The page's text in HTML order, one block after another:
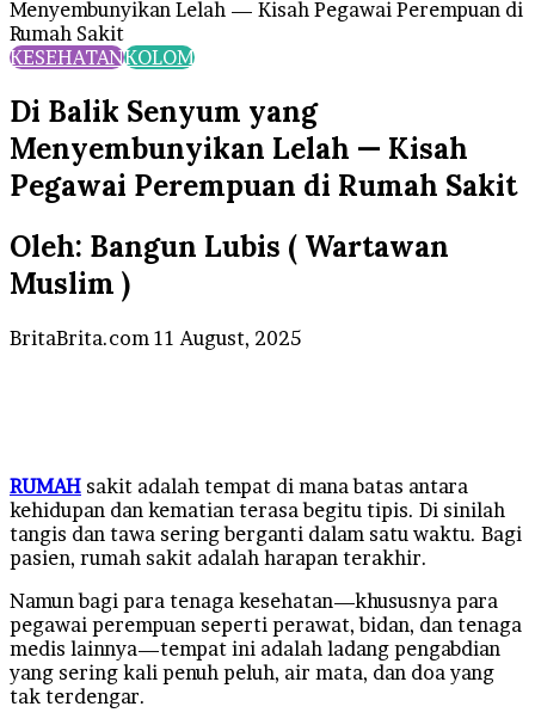
Menyembunyikan Lelah — Kisah Pegawai Perempuan di
Rumah Sakit
KESEHATANKOLOM
Di Balik Senyum yang
Menyembunyikan Lelah — Kisah
Pegawai Perempuan di Rumah Sakit
Oleh: Bangun Lubis ( Wartawan
Muslim )
BritaBrita.com Send
11 August, 2025
RUMAH sakit adalah tempat di mana batas antara
kehidupan dan kematian terasa begitu tipis. Di sinilah
tangis dan tawa sering berganti dalam satu waktu. Bagi
pasien, rumah sakit adalah harapan terakhir.
Namun bagi para tenaga kesehatan—khususnya para
pegawai perempuan seperti perawat, bidan, dan tenaga
medis lainnya—tempat ini adalah ladang pengabdian
yang sering kali penuh peluh, air mata, dan doa yang
tak terdengar.